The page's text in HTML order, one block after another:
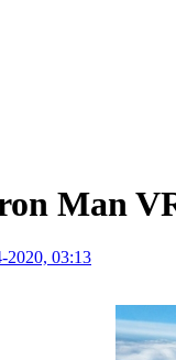
Man
2020, 03:13